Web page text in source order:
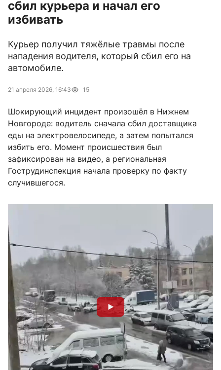
сбил курьера и начал его
избивать
Курьер получил тяжёлые травмы после
нападения водителя, который сбил его на
автомобиле.
21 апреля 2026, 16:43 15
Шокирующий инцидент произошёл в Нижнем
Новгороде: водитель сначала сбил доставщика
еды на электровелосипеде, а затем попытался
избить его. Момент происшествия был
зафиксирован на видео, а региональная
Гострудинспекция начала проверку по факту
случившегося.